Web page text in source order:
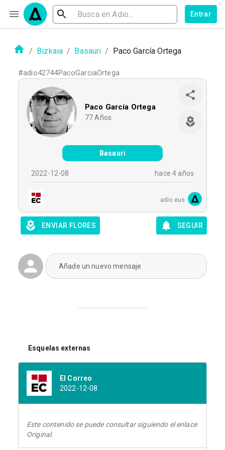
Entrar
/ Bizkaia / Basauri / Paco García Ortega
#adio42744PacoGarciaOrtega
Paco García Ortega
77 Años
Basauri
2022-12-08 hace 4 años
adio.eus
ENVIAR FLORES SEGUIR
Añade un nuevo mensaje
Esquelas externas
El Correo
2022-12-08
Este contenido se puede consultar siguiendo el enlace
Original.